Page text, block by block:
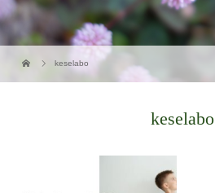
keselabo
keselabo